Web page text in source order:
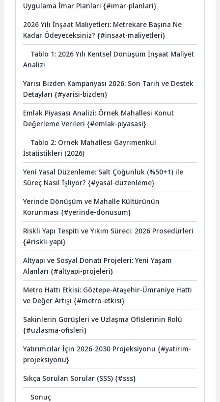
Uygulama İmar Planları {#imar-planlari}
2026 Yılı İnşaat Maliyetleri: Metrekare Başına Ne
Kadar Ödeyeceksiniz? {#insaat-maliyetleri}
Tablo 1: 2026 Yılı Kentsel Dönüşüm İnşaat Maliyet
Analizi
Yarısı Bizden Kampanyası 2026: Son Tarih ve Destek
Detayları {#yarisi-bizden}
Emlak Piyasası Analizi: Örnek Mahallesi Konut
Değerleme Verileri {#emlak-piyasasi}
Tablo 2: Örnek Mahallesi Gayrimenkul
İstatistikleri (2026)
Yeni Yasal Düzenleme: Salt Çoğunluk (%50+1) ile
Süreç Nasıl İşliyor? {#yasal-duzenleme}
Yerinde Dönüşüm ve Mahalle Kültürünün
Korunması {#yerinde-donusum}
Riskli Yapı Tespiti ve Yıkım Süreci: 2026 Prosedürleri
{#riskli-yapi}
Altyapı ve Sosyal Donatı Projeleri: Yeni Yaşam
Alanları {#altyapi-projeleri}
Metro Hattı Etkisi: Göztepe-Ataşehir-Ümraniye Hattı
ve Değer Artışı {#metro-etkisi}
Sakinlerin Görüşleri ve Uzlaşma Ofislerinin Rolü
{#uzlasma-ofisleri}
Yatırımcılar İçin 2026-2030 Projeksiyonu {#yatirim-
projeksiyonu}
Sıkça Sorulan Sorular (SSS) {#sss}
Sonuç